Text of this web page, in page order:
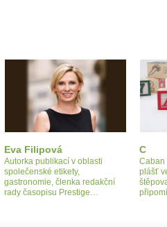
Eva Filipová
Autorka publikací v oblasti
společenské etikety,
gastronomie, členka redakční
rady časopisu Prestige…
C
Caban
plášť